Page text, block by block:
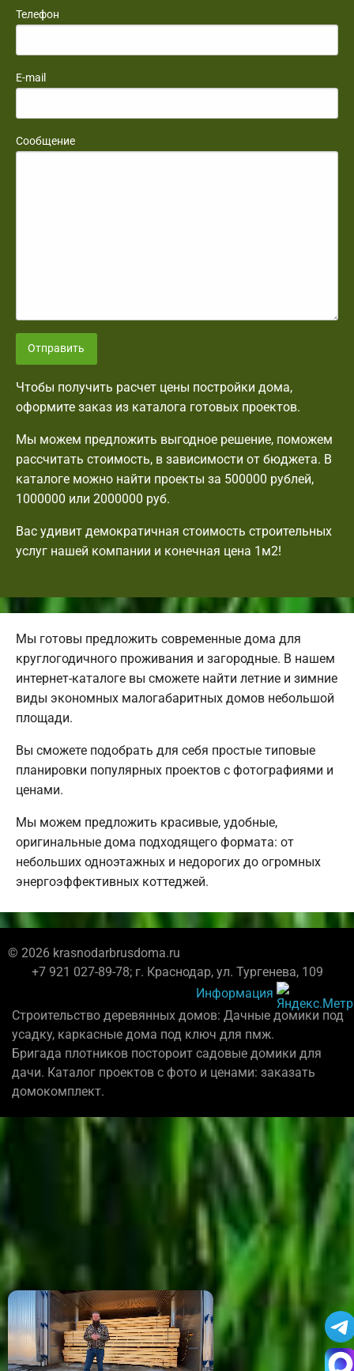
Телефон
E-mail
Сообщение
Отправить
Чтобы получить расчет цены постройки дома,
оформите заказ из каталога готовых проектов.
Мы можем предложить выгодное решение, поможем
рассчитать стоимость, в зависимости от бюджета. В
каталоге можно найти проекты за 500000 рублей,
1000000 или 2000000 руб.
Вас удивит демократичная стоимость строительных
услуг нашей компании и конечная цена 1м2!
Мы готовы предложить современные дома для
круглогодичного проживания и загородные. В нашем
интернет-каталоге вы сможете найти летние и зимние
виды экономных малогабаритных домов небольшой
площади.
Вы сможете подобрать для себя простые типовые
планировки популярных проектов с фотографиями и
ценами.
Мы можем предложить красивые, удобные,
оригинальные дома подходящего формата: от
небольших одноэтажных и недорогих до огромных
энергоэффективных коттеджей.
© 2026 krasnodarbrusdoma.ru
+7 921 027-89-78; г. Краснодар, ул. Тургенева, 109
Информация
Строительство деревянных домов: Дачные домики под
усадку, каркасные дома под ключ для пмж.
Бригада плотников постороит садовые домики для
дачи. Каталог проектов с фото и ценами: заказать
домокомплект.